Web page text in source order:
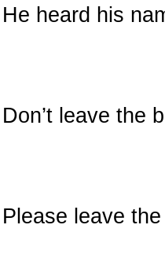
He heard his
Don’t leave the
Please leave